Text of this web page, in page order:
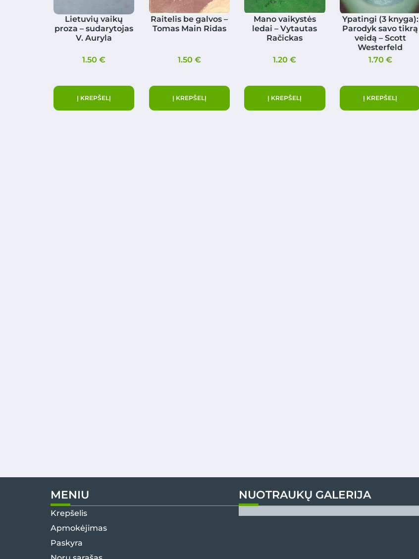
Lietuvių vaikų
proza – sudarytojas
V. Auryla
1.50€
Į KREPŠELĮ
Raitelis be galvos –
Tomas Main Ridas
1.50 €
Į KREPŠELĮ
Mano vaikystės
ledai – Vytautas
Račickas
1.20€
Į KREPŠELĮ
Ypatingi (3 knyga):
Parodyk savo tikrą
veidą – Scott
Westerfeld
1.70 €
Į KREPŠELĮ
MENIU
Krepšelis
Apmokėjimas
Paskyra
NUOTRAUKŲ GALERIJA